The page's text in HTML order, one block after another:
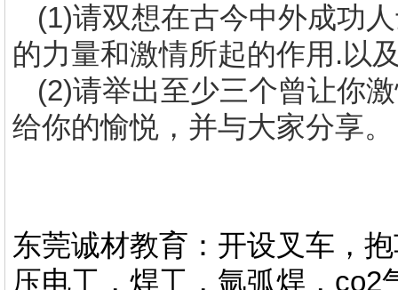
(1)请双想在古今中外成功
的力量和激情所起的作用 .以
(2)请举出至少三个曾让你
给你的愉悦，并与大家分享。
东莞诚材教育：开设叉车，
压电工，焊工，氩弧焊，